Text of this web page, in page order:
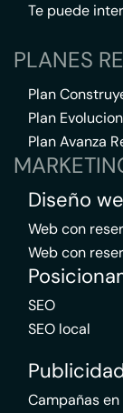
Te puede
PLANES
Plan
Plan
Plan Avanza
Diseño
Web con
Web con
SEO
SEO local
Campañas